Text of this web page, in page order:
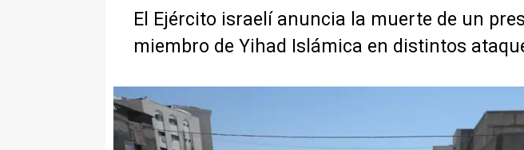
El Ejército israelí anuncia la muerte de un
miembro de Yihad Islámica en distintos